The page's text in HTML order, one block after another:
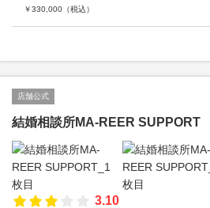
￥330,000 （税込）
店舗公式
結婚相談所MA-REER SUPPORT
3.10